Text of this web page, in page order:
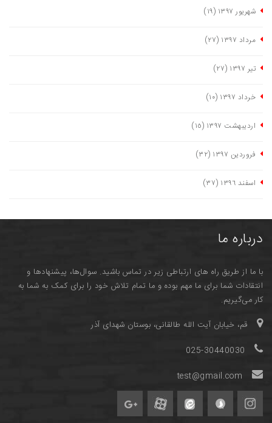
شهریور ١٣٩٧ (١٩)
مرداد ١٣٩٧ (٢٧)
تیر ١٣٩٧ (٢٧)
خرداد ١٣٩٧ (١٠)
اردیبهشت ١٣٩٧ (١٥)
فروردین ١٣٩٧ (٣٢)
اسفند ١٣٩٦ (٣٧)
درباره ما
با ما از طریق راه های ارتباطی زیر در تماس باشید. سوال‌ها، پیشنهادها و
انتقادات شما برای ما مهم بوده و ما تمام تلاش خود را برای کمک به شما به
کار می‌گیریم.
قم، خیابان آیت الله طالقانی، بوستان شهدای آذر
025-30440030
test@gmail.com